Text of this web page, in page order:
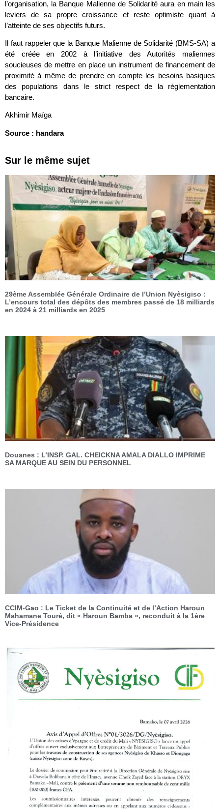
l’organisation, la Banque Malienne de Solidarité aura en main les
leviers de sa propre croissance et reste optimiste quant à
l’atteinte de ses objectifs futurs.
Il faut rappeler que la Banque Malienne de Solidarité (BMS-SA) a
été créée en 2002 à l’initiative des Autorités maliennes
soucieuses de mettre en place un instrument de financement de
proximité à même de prendre en compte les besoins basiques
des populations dans le strict respect de la réglementation
bancaire.
Akhimir Maïga
Source : handara
Sur le même sujet
29ème Assemblée Générale Ordinaire de l’Union Nyèsigiso :
L’encours total des dépôts des membres passé de 18 milliards
en 2024 à 21 milliards en 2025
Douanes : L’INSP. GAL. CHEICKNA AMALA DIALLO IMPRIME
SA MARQUE AU SEIN DU PERSONNEL
CCIM-Gao : Le Ticket de la Continuité et de l’Action Haroun
Mahamane Touré, dit « Haroun Bamba », reconduit à la 1ère
Vice-Présidence